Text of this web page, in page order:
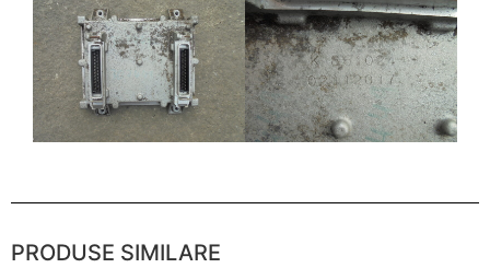
PRODUSE SIMILARE